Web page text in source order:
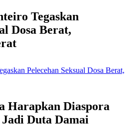
Tegaskan
Dosa Berat,
Harapkan Diaspora
Duta Damai